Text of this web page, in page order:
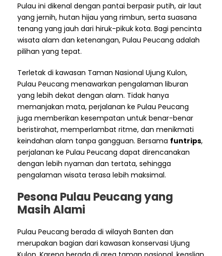
Pulau ini dikenal dengan pantai berpasir putih, air laut
yang jernih, hutan hijau yang rimbun, serta suasana
tenang yang jauh dari hiruk-pikuk kota. Bagi pencinta
wisata alam dan ketenangan, Pulau Peucang adalah
pilihan yang tepat.
Terletak di kawasan Taman Nasional Ujung Kulon,
Pulau Peucang menawarkan pengalaman liburan
yang lebih dekat dengan alam. Tidak hanya
memanjakan mata, perjalanan ke Pulau Peucang
juga memberikan kesempatan untuk benar-benar
beristirahat, memperlambat ritme, dan menikmati
keindahan alam tanpa gangguan. Bersama funtrips,
perjalanan ke Pulau Peucang dapat direncanakan
dengan lebih nyaman dan tertata, sehingga
pengalaman wisata terasa lebih maksimal.
Pesona Pulau Peucangyang
Masih Alami
Pulau Peucang berada di wilayah Banten dan
merupakan bagian dari kawasan konservasi Ujung